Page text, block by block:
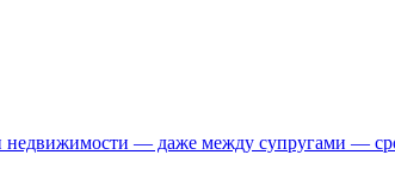
недвижимости — даже между супругами —